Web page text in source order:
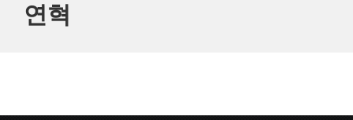
연혁